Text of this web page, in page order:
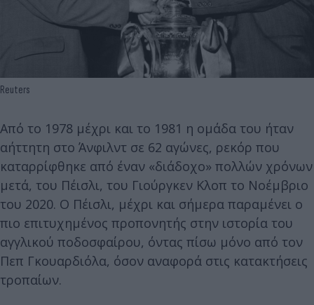
Reuters
Από το 1978 μέχρι και το 1981 η ομάδα του ήταν
αήττητη στο Άνφιλντ σε 62 αγώνες, ρεκόρ που
καταρρίφθηκε από έναν «διάδοχο» πολλών χρόνων
μετά, του Πέισλι, του Γιούργκεν Κλοπ το Νοέμβριο
του 2020. Ο Πέισλι, μέχρι και σήμερα παραμένει ο
πιο επιτυχημένος προπονητής στην ιστορία του
αγγλικού ποδοσφαίρου, όντας πίσω μόνο από τον
Πεπ Γκουαρδιόλα, όσον αναφορά στις κατακτήσεις
τροπαίων.